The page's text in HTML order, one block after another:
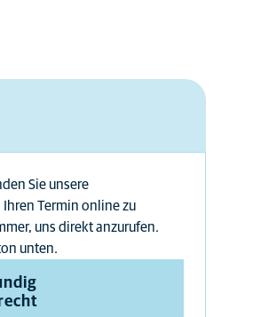
Sie unsere
Termin online zu
uns direkt anzurufen.
unten.